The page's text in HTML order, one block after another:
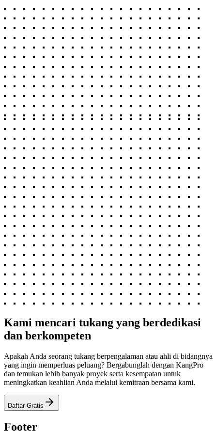
Kami mencari tukang yang berdedikasi
dan berkompeten
Apakah Anda seorang tukang berpengalaman atau ahli di bidangnya
yang ingin memperluas peluang? Bergabunglah dengan KangPro
dan temukan lebih banyak proyek serta kesempatan untuk
meningkatkan keahlian Anda melalui kemitraan bersama kami.
Daftar Gratis
Footer